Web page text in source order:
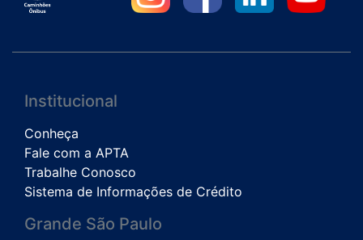
Institucional
Conheça
Fale com a APTA
Trabalhe Conosco
Sistema de Informações de Crédito
Grande São Paulo